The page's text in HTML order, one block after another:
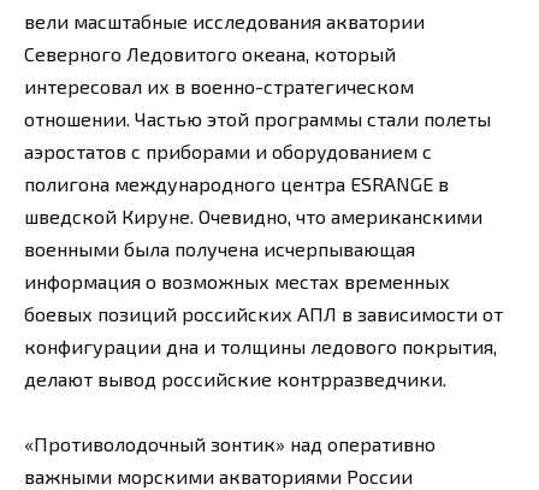
вели масштабные исследования акватории
Северного Ледовитого океана, который
интересовал их в военно-стратегическом
отношении. Частью этой программы стали полеты
аэростатов с приборами и оборудованием с
полигона международного центра ESRANGE в
шведской Кируне. Очевидно, что американскими
военными была получена исчерпывающая
информация о возможных местах временных
боевых позиций российских АПЛ в зависимости от
конфигурации дна и толщины ледового покрытия,
делают вывод российские контрразведчики.
«Противолодочный зонтик» над оперативно
важными морскими акваториями России